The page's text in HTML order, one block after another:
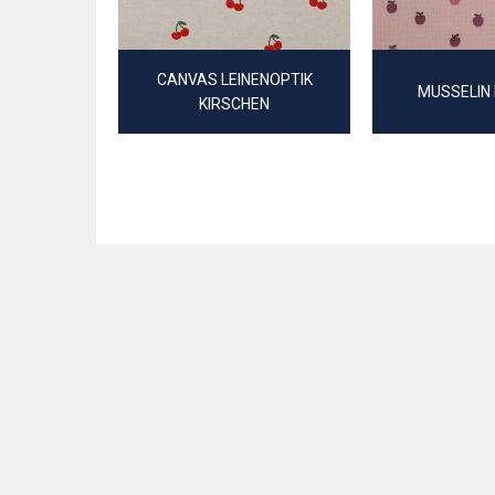
CANVAS LEINENOPTIK
KIRSCHEN
MUSSELIN